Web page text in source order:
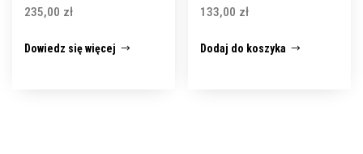
235,00 zł
Dowiedz się więcej
133,00 zł
Dodaj do koszyka